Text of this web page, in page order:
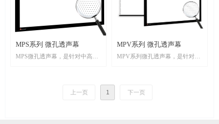
合复合金属基板制作而成。屏幕
本体厚度小于6㎜，包含结构框架
总体厚度约为20mm，10mm超窄
墙面。屏幕表面采用耐划伤的高
分子复合材料制成，并进行了防
0.4mm，采用目前全球最尖端的
加工技术制造而成，2.4m外微孔
即不可见，大大增加了观影范
音穿透效果。幕面每个微孔的面
积仅为0.125mm²，以 150” 16:9屏
像素面积的17%，支持8K显示，
MPS系列 微孔透声幕
MPS微孔透声幕，是针对中高端
直径仅为0.5mm，3.7m外微孔即
MPV系列 微孔透声幕
MPV系列微孔透声幕，是针对中
屏幕表面布满透声微孔，微孔直
上一页 1 下一页